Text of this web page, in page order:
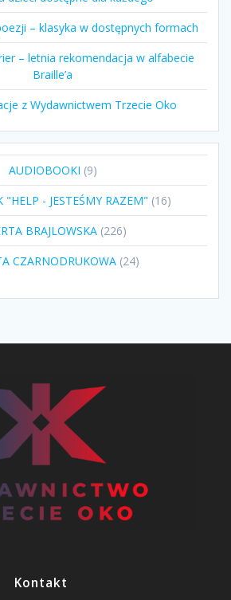
– klasyka w dostępnych formach
– letnia rekomendacja w alfabecie
Braille’a
z Wydawnictwem Trzecie Oko
AUDIOBOOKI 99
produktów
"HELP - JESTEŚMY RAZEM" 1616
produktów
BRAJLOWSKA 226226
produktów
CZARNODRUKOWA 2424
Kontakt